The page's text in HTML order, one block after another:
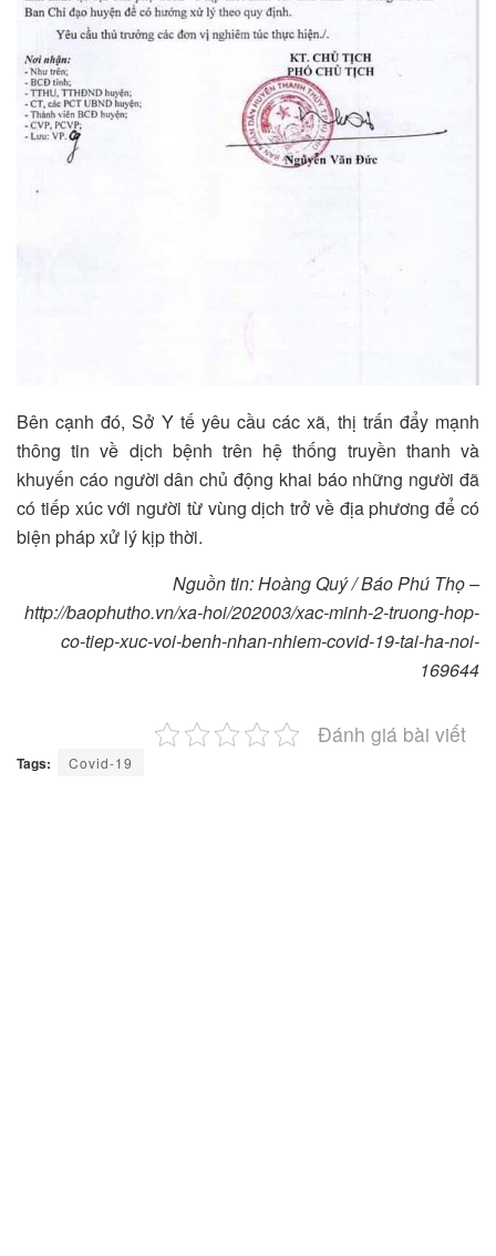
Bên cạnh đó, Sở Y tế yêu cầu các xã, thị trấn đẩy mạnh
thông tin về dịch bệnh trên hệ thống truyền thanh và
khuyến cáo người dân chủ động khai báo những người đã
có tiếp xúc với người từ vùng dịch trở về địa phương để có
biện pháp xử lý kịp thời.
Nguồn tin: Hoàng Quý / Báo Phú Thọ –
http://baophutho.vn/xa-hoi/202003/xac-minh-2-truong-hop-
co-tiep-xuc-voi-benh-nhan-nhiem-covid-19-tai-ha-noi-
169644
Đánh giá bài viết
Tags: Covid-19